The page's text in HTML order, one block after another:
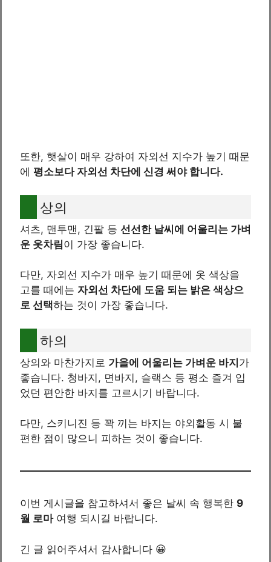
또한, 햇살이 매우 강하여 자외선 지수가 높기 때문
에 평소보다 자외선 차단에 신경 써야 합니다.
상의
셔츠, 맨투맨, 긴팔 등 선선한 날씨에 어울리는 가벼
운 옷차림이 가장 좋습니다.
다만, 자외선 지수가 매우 높기 때문에 옷 색상을
고를 때에는 자외선 차단에 도움 되는 밝은 색상으
로 선택하는 것이 가장 좋습니다.
하의
상의와 마찬가지로 가을에 어울리는 가벼운 바지가
좋습니다. 청바지, 면바지, 슬랙스 등 평소 즐겨 입
었던 편안한 바지를 고르시기 바랍니다.
다만, 스키니진 등 꽉 끼는 바지는 야외활동 시 불
편한 점이 많으니 피하는 것이 좋습니다.
이번 게시글을 참고하셔서 좋은 날씨 속 행복한 9
월 로마여행 되시길 바랍니다.
긴 글 읽어주셔서 감사합니다 😀